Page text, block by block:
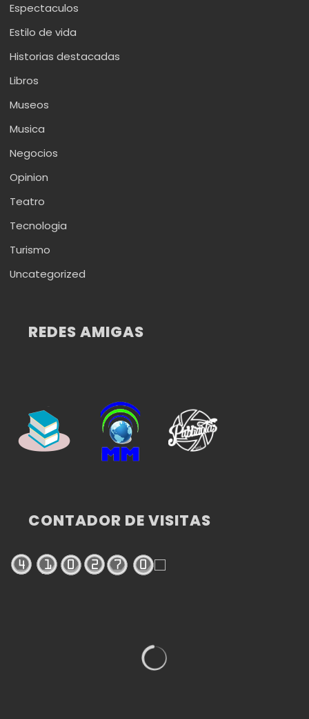
Espectaculos
Estilo de vida
Historias destacadas
Libros
Museos
Musica
Negocios
Opinion
Teatro
Tecnologia
Turismo
Uncategorized
REDES AMIGAS
CONTADOR DE VISITAS